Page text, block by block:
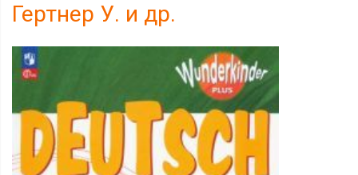
Гертнер У. и др.